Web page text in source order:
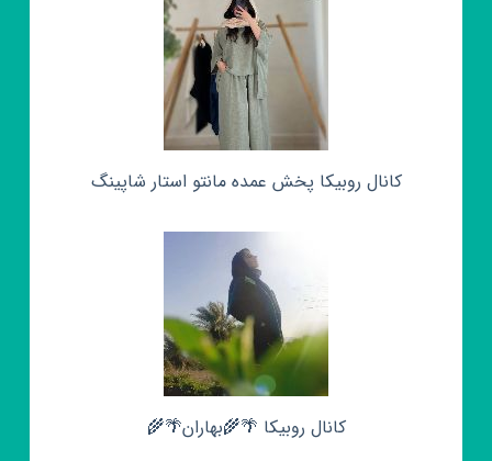
کانال روبیکا پخش عمده مانتو استار شاپینگ
کانال روبیکا 🌴🌾بهاران🌴🌾